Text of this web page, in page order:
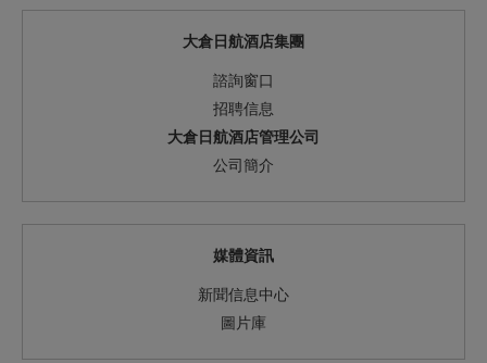
大倉日航酒店集團
諮詢窗口
招聘信息
大倉日航酒店管理公司
公司簡介
媒體資訊
新聞信息中心
圖片庫